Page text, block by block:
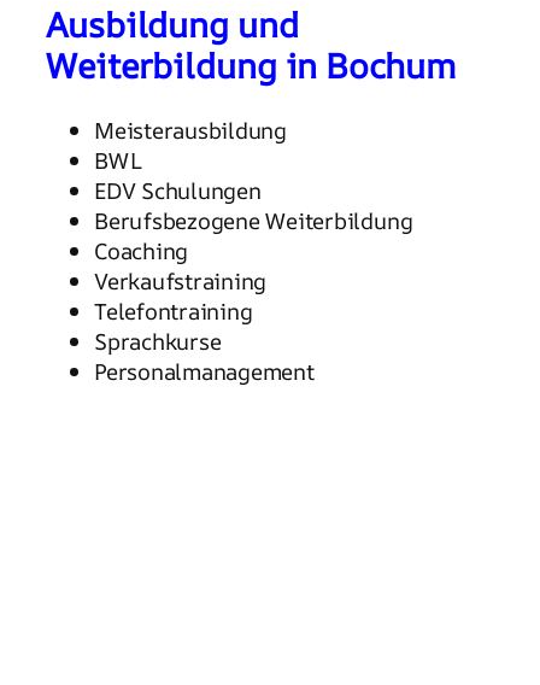
Ausbildung und
Weiterbildung in Bochum
Meisterausbildung
BWL
EDV Schulungen
Berufsbezogene Weiterbildung
Coaching
Verkaufstraining
Telefontraining
Sprachkurse
Personalmanagement